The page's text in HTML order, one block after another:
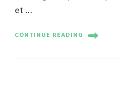
et …
CONTINUE READING